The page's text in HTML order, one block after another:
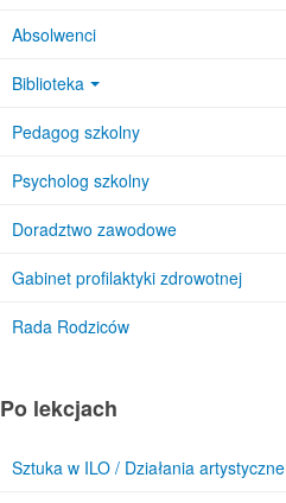
Absolwenci
Biblioteka
Pedagog szkolny
Psycholog szkolny
Doradztwo zawodowe
Gabinet profilaktyki zdrowotnej
Rada Rodziców
Po lekcjach
Sztuka w ILO / Działania artystyczne